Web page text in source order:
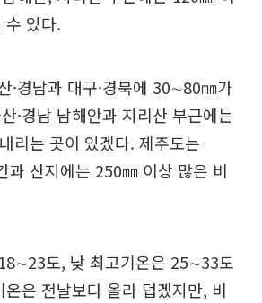
수 있다.
·경남과 대구·경북에 30∼80㎜가
·경남 남해안과 지리산 부근에는
리는 곳이 있겠다. 제주도는
산지에는 250㎜ 이상 많은 비
도, 낮 최고기온은 25∼33도
은 전날보다 올라 덥겠지만, 비